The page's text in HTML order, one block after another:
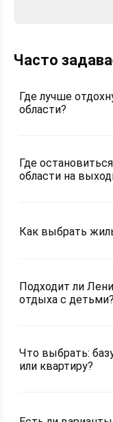
Часто
Где лучше
области?
Где
области на
Как выбрать
Подходит ли
отдыха с детьми?
Что выбрать:
или квартиру?